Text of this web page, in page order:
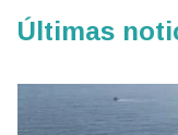
Últimas